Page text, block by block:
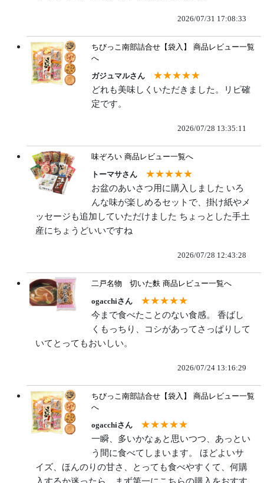
2026/07/31 17:08:33
ちびっこ南部詰合せ【袋入】
商品レビュー一覧
へ
ガジュマルさん
★★★★★
どれも美味しくいただきました。リピ確
定です。
2026/07/28 13:35:11
味ぞろい 商品レビュー一覧へ
トーマサさん
★★★★★
お盆のあいさつ用に購入しました いろ
んな味が楽しめるセットで、掛け紙やメ
ッセージも追加していただけました ちょっとした手土
産にちょうどいいですね
2026/07/28 12:43:28
二戸名物 切いた麩 商品レビュー一覧へ
ogacchiさん
★★★★★
今まで食べたことのない食感。 香ばし
くもっちり、コシがあってさっぱりして
いてとってもおいしい。
2026/07/24 13:16:29
ちびっこ南部詰合せ【袋入】
商品レビュー一覧
へ
ogacchiさん
★★★★★
一瞬、多いかなぁと思いつつ、あっとい
う間に食べてしまいます。 ほどよいサ
イズ、ほんのりの甘さ、とっても食べやすくて、何購